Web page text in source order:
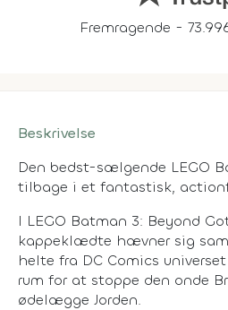
Fremragende -
Beskrivelse
Den bedst-sælgende LEGO
tilbage i et fantastisk,
I LEGO Batman 3: Beyond
kappeklædte hævner sig
helte fra DC Comics
rum for at stoppe den onde
ødelægge Jorden.